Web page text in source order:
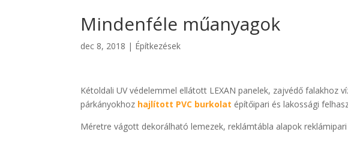
Mindenféle műanyagok
dec 8, 2018 | Építkezések
Kétoldali UV védelemmel ellátott LEXAN panelek, zajvédő falakhoz
párkányokhoz hajlított PVC burkolat építőipari és lakossági
Méretre vágott dekorálható lemezek, reklámtábla alapok reklámipari